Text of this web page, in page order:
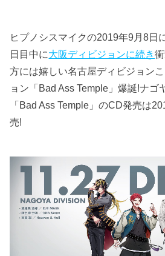
ヒプノシスマイクの2019年9月8日
日目中に大阪ディビジョンに続き
方には嬉しい名古屋ディビジョン
ョン「Bad Ass Temple」爆誕!ナゴ
「Bad Ass Temple」のCD発売は
売!